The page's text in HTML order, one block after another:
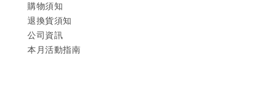
購物須知
退換貨須知
公司資訊
本月活動指南